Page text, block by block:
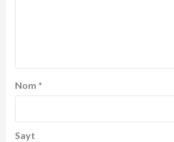
Nom *
Sayt